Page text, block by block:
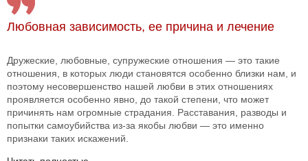
Любовная зависимость, ее причина и лечение
Дружеские, любовные, супружеские отношения — это такие
отношения, в которых люди становятся особенно близки нам, и
поэтому несовершенство нашей любви в этих отношениях
проявляется особенно явно, до такой степени, что может
причинять нам огромные страдания. Расставания, разводы и
попытки самоубийства из-за якобы любви — это именно
признаки таких искажений.